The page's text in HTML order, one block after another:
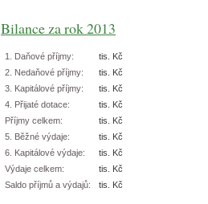
Bilance za rok 2013
1. Daňové příjmy:
tis. Kč
2. Nedaňové příjmy:
tis. Kč
3. Kapitálové příjmy:
tis. Kč
4. Přijaté dotace:
tis. Kč
Příjmy celkem:
tis. Kč
5. Běžné výdaje:
tis. Kč
6. Kapitálové výdaje:
tis. Kč
Výdaje celkem:
tis. Kč
Saldo příjmů a výdajů:
tis. Kč